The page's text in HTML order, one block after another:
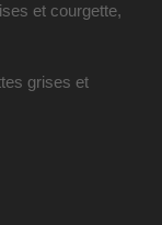
et courgette,
grises et